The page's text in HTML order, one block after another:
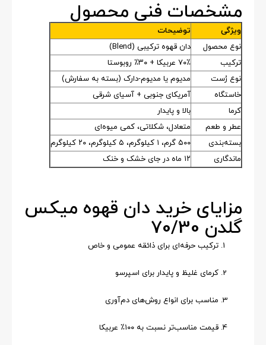
مشخصات فنی محصول
ویژگی
توضیحات
نوع محصول دان قهوه ترکیبی (Blend)
ترکیب
۷۰٪ عربیکا + ۳۰٪ روبوستا
نوع رُست
مدیوم یا مدیوم-دارک (بسته به سفارش)
خاستگاه
آمریکای جنوبی + آسیای شرقی
کرما
بالا و پایدار
عطر و طعم
متعادل، شکلاتی، کمی میوه‌ای
بسته‌بندی
۵۰۰ گرم، ۱ کیلوگرم، ۵ کیلوگرم، ۲۰ کیلوگرم
ماندگاری
۱۲ ماه در جای خشک و خنک
مزایای خرید دان قهوه میکس
گلدن 70/30
ترکیب حرفه‌ای برای ذائقه عمومی و خاص
کرمای غلیظ و پایدار برای اسپرسو
مناسب برای انواع روش‌های دم‌آوری
قیمت مناسب‌تر نسبت به ۱۰۰٪ عربیکا